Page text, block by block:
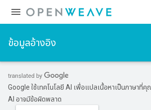
ข้อมูลอ้างอิง
Google ใช้เทคโนโลยี AI เพื่อแปลเนื้อหาเป็นภาษาที่
AI อาจมีข้อผิดพลาด